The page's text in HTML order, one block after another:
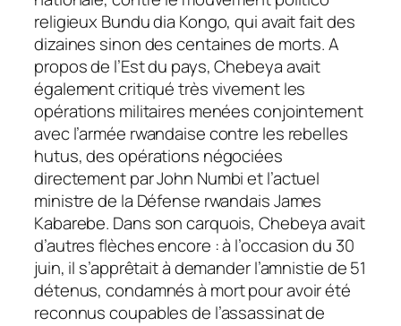
religieux Bundu dia Kongo, qui avait fait des
dizaines sinon des centaines de morts. A
propos de l’Est du pays, Chebeya avait
également critiqué très vivement les
opérations militaires menées conjointement
avec l’armée rwandaise contre les rebelles
hutus, des opérations négociées
directement par John Numbi et l’actuel
ministre de la Défense rwandais James
Kabarebe. Dans son carquois, Chebeya avait
d’autres flèches encore : à l’occasion du 30
juin, il s’apprêtait à demander l’amnistie de 51
détenus, condamnés à mort pour avoir été
reconnus coupables de l’assassinat de